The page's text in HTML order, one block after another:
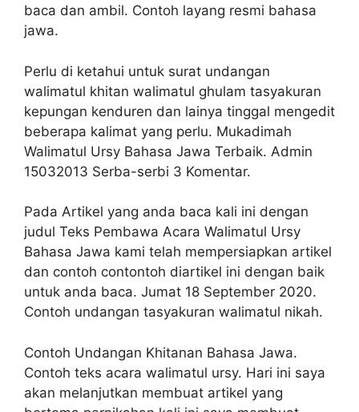
baca dan ambil. Contoh layang resmi bahasa
jawa.
Perlu di ketahui untuk surat undangan
walimatul khitan walimatul ghulam tasyakuran
kepungan kenduren dan lainya tinggal mengedit
beberapa kalimat yang perlu. Mukadimah
Walimatul Ursy Bahasa Jawa Terbaik. Admin
15032013 Serba-serbi 3 Komentar.
Pada Artikel yang anda baca kali ini dengan
judul Teks Pembawa Acara Walimatul Ursy
Bahasa Jawa kami telah mempersiapkan artikel
dan contoh contontoh diartikel ini dengan baik
untuk anda baca. Jumat 18 September 2020.
Contoh undangan tasyakuran walimatul nikah.
Contoh Undangan Khitanan Bahasa Jawa.
Contoh teks acara walimatul ursy. Hari ini saya
akan melanjutkan membuat artikel yang